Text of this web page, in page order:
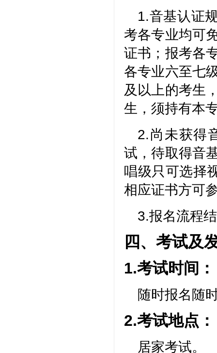
1.音基认证
考各专业均可
证书；报考各
各专业六至七
及以上的考生
生，须持有本
2.尚未获得
试，待取得音
唱级只可选择
相应证书方可
3.报名流程
四、考试及
1.考试时间：
随时报名随
2.考试地点：
居家考试。